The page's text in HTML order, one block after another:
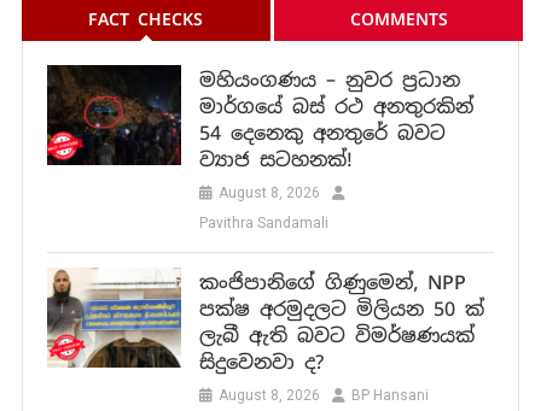
FACT CHECKS COMMENTS
මහියංගණය – නුවර ප්‍රධාන
මාර්ගයේ බස් රථ අනතුරකින්
54 දෙනෙකු අනතුරේ බවට
ව්‍යාජ සටහනක්!
August 8, 2026
Pavithra Sandamali
කංජිපානිගේ ගිණුමෙන්, NPP
පක්ෂ අරමුදලට මිලියන 50 ක්
ලැබී ඇති බවට විමර්ෂණයක්
සිදුවෙනවා ද?
August 8, 2026 BP Hansani